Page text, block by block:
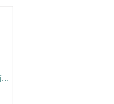
お役立ち設定ミニ情報（動画）